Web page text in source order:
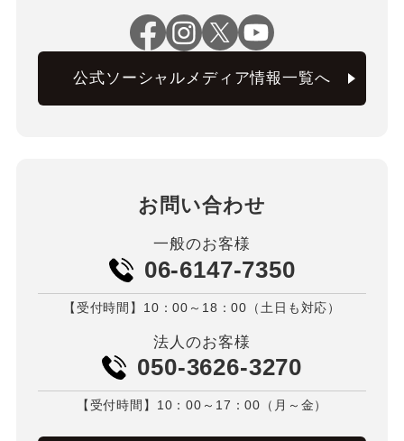
公式ソーシャルメディア情報一覧へ
お問い合わせ
一般のお客様
06-6147-7350
【受付時間】10：00～18：00（土日も対応）
法人のお客様
050-3626-3270
【受付時間】10：00～17：00（月～金）